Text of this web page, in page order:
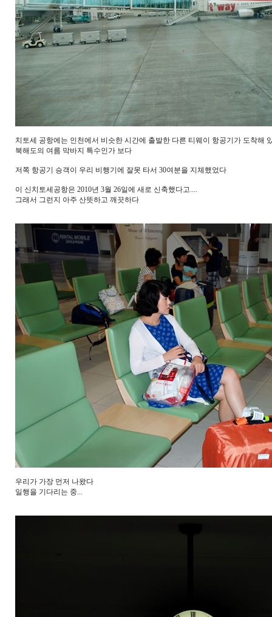
치토세 공항에는 인천에서 비슷한 시간에 출발한 다른 티웨이 항공기가 도착해
북해도의 여름 막바지 특수인가 보다
저쪽 항공기 승객이 우리 비행기에 잘못 타서 30여분을 지체했었다
이 신치토세공항은 2010년 3월 26일에 새로 신축했다고....
그래서 그런지 아주 산뜻하고 깨끗하다
우리가 가장 먼저 나왔다
일행을 기다리는 중...